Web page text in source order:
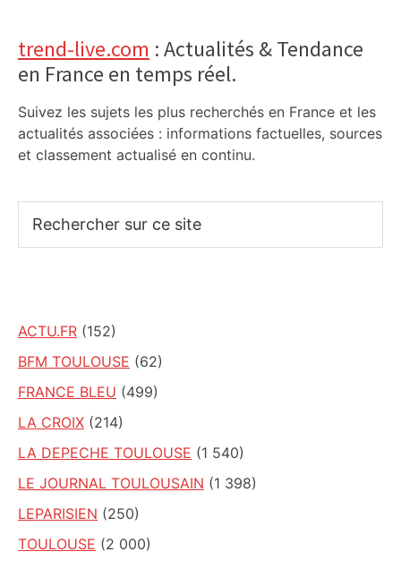
trend-live.com : Actualités & Tendance
en France en temps réel.
Suivez les sujets les plus recherchés en France et les
actualités associées : informations factuelles, sources
et classement actualisé en continu.
sur
ACTU.FR (152)
BFM TOULOUSE (62)
FRANCE BLEU (499)
LA CROIX (214)
LA DEPECHE TOULOUSE (1 540)
LE JOURNAL TOULOUSAIN (1 398)
LEPARISIEN (250)
TOULOUSE (2 000)